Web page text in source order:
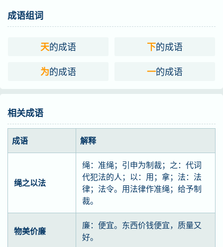
成语组词
天的成语 下的成语
为的成语 一的成语
相关成语
成语 解释
绳之以法
绳：准绳；引申为制裁；之：代词
代犯法的人；以：用；拿；法：法
律；法令。用法律作准绳；给予制
裁。
物美价廉
廉：便宜。东西价钱便宜，质量又
好。